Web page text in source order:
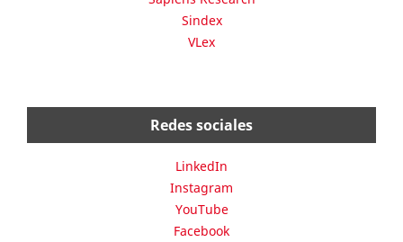
Sindex
VLex
Redes sociales
LinkedIn
Instagram
YouTube
Facebook